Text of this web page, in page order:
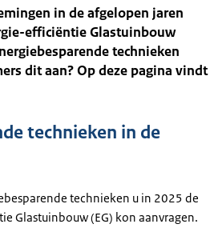
in de afgelopen jaren
efficiëntie Glastuinbouw
technieken
dit aan? Op deze pagina vindt
technieken in de
technieken u in 2025 de
Glastuinbouw (EG) kon aanvragen.